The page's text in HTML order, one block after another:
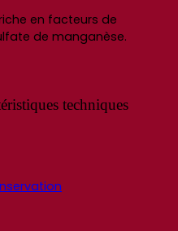
en facteurs de
de manganèse.
techniques